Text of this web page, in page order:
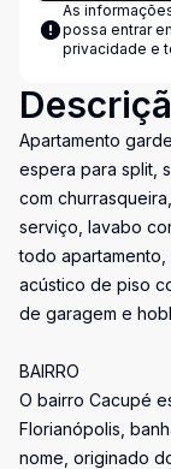
As
possa entrar
privacidade e
Apartamento
espera para split,
com
serviço, lavabo
todo
acústico de piso
de garagem e
BAIRRO
O bairro Cacupé
Florianópolis,
nome, originado